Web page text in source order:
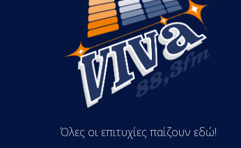
Όλες οι επιτυχίες παίζουν εδώ!